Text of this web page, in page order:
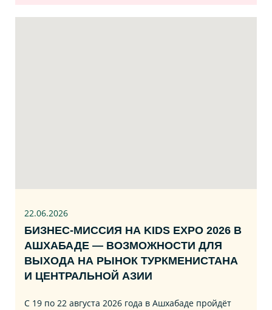
22.06.2026
БИЗНЕС‑МИССИЯ НА KIDS EXPO 2026 В
АШХАБАДЕ — ВОЗМОЖНОСТИ ДЛЯ
ВЫХОДА НА РЫНОК ТУРКМЕНИСТАНА
И ЦЕНТРАЛЬНОЙ АЗИИ
С 19 по 22 августа 2026 года в Ашхабаде пройдёт